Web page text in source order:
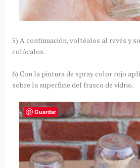
5) A continuación, voltéalos al revés y
colócalos.
6) Con la pintura de spray color rojo
sobre la superficie del frasco de vidrio.
Guardar